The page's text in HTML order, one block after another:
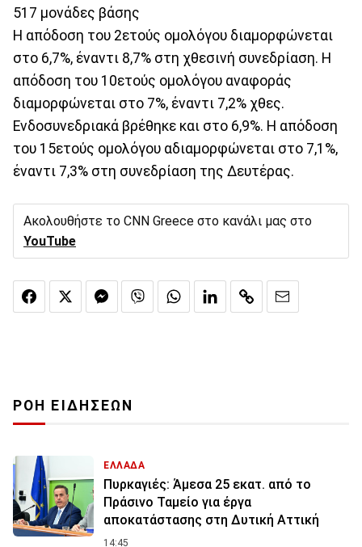
517 μονάδες βάσης
Η απόδοση του 2ετούς ομολόγου διαμορφώνεται
στο 6,7%, έναντι 8,7% στη χθεσινή συνεδρίαση. Η
απόδοση του 10ετούς ομολόγου αναφοράς
διαμορφώνεται στο 7%, έναντι 7,2% χθες.
Ενδοσυνεδριακά βρέθηκε και στο 6,9%. Η απόδοση
του 15ετούς ομολόγου αδιαμορφώνεται στο 7,1%,
έναντι 7,3% στη συνεδρίαση της Δευτέρας.
Ακολουθήστε το CNN Greece στο κανάλι μας στο
YouTube
ΡΟΗ ΕΙΔΗΣΕΩΝ
ΕΛΛΑΔΑ
Πυρκαγιές: Άμεσα 25 εκατ. από το
Πράσινο Ταμείο για έργα
αποκατάστασης στη Δυτική Αττική
14:45